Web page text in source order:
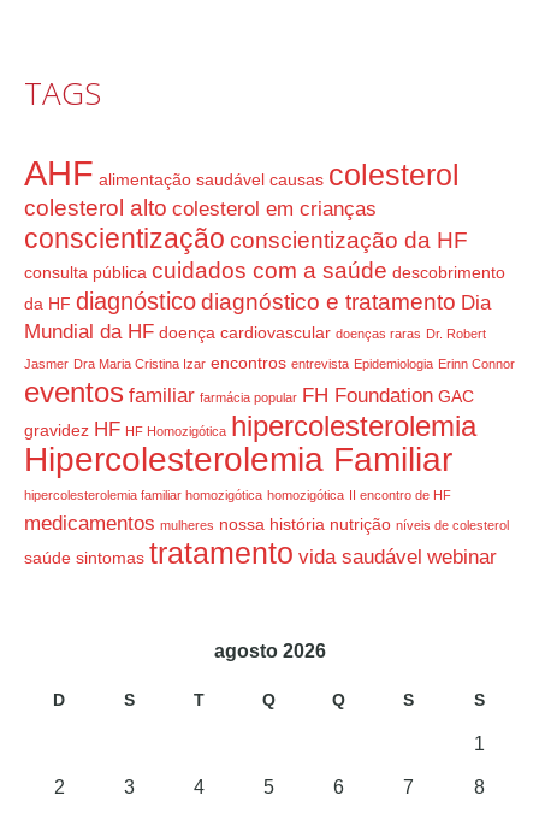
TAGS
AHF alimentação saudável causas colesterol
colesterol alto colesterol em crianças
conscientização conscientização da HF
consulta pública cuidados com a saúde descobrimento
da HF diagnósticodiagnóstico e tratamento Dia
Mundial da HF doença cardiovascular doenças raras Dr. Robert
Jasmer Dra Maria Cristina Izar encontros entrevista Epidemiologia Erinn Connor
eventos familiar farmácia popular FH Foundation GAC
gravidez HF HF Homozigótica hipercolesterolemia
Hipercolesterolemia Familiar
hipercolesterolemia familiar homozigótica homozigótica II encontro de HF
medicamentos mulheres nossa história nutrição níveis de colesterol
saúde sintomas tratamento vida saudável webinar
agosto 2026
D S T Q Q S S
1
2 3 4 5 6 7 8